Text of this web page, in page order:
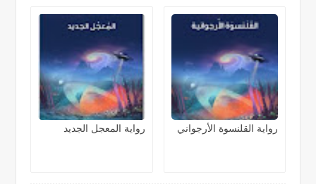
رواية القلنسوة الأرجواني رواية المعجل الجديد